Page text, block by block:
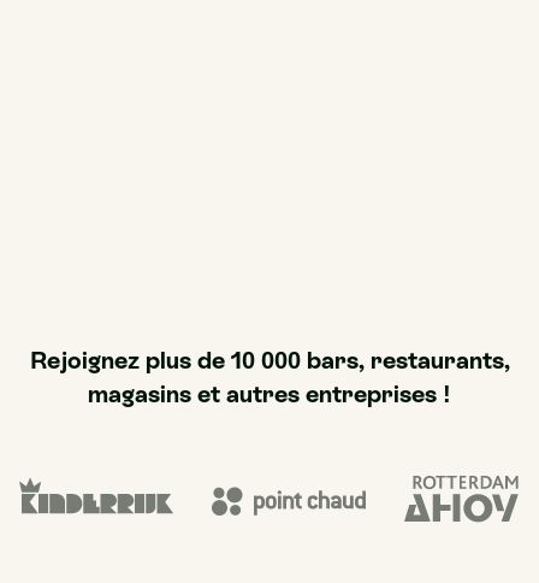
Rejoignez plus de 10 000 bars, restaurants,
magasins et autres entreprises !